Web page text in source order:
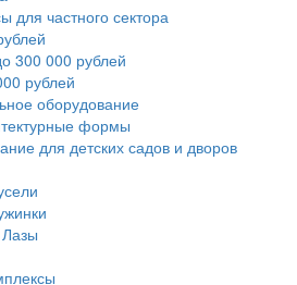
для частного сектора
300 000 рублей
рублей
оборудование
формы
для детских садов и дворов